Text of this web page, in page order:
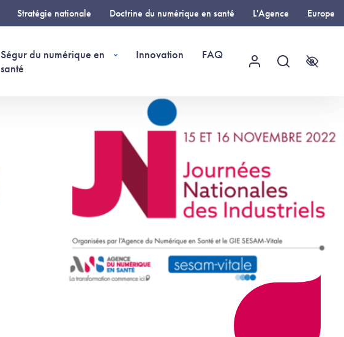
Stratégie nationale Doctrine du numérique en santé L'Agence Europe
Ségur du numérique en
santé
Innovation
FAQ
Menu utilisateur
Recherche